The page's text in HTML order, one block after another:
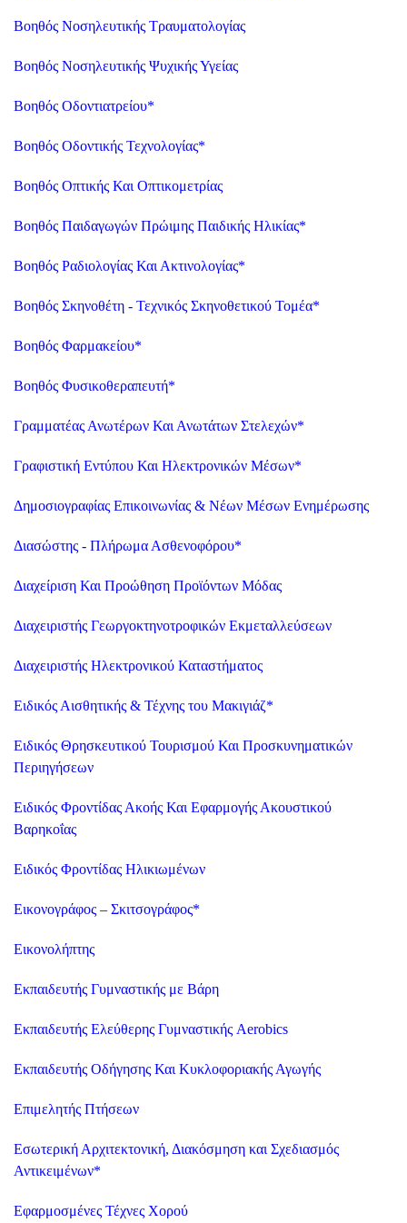
Βοηθός Νοσηλευτικής Τραυματολογίας
Βοηθός Νοσηλευτικής Ψυχικής Υγείας
Βοηθός Οδοντιατρείου*
Βοηθός Οδοντικής Τεχνολογίας*
Βοηθός Οπτικής Και Οπτικομετρίας
Βοηθός Παιδαγωγών Πρώιμης Παιδικής Ηλικίας*
Βοηθός Ραδιολογίας Και Ακτινολογίας*
Βοηθός Σκηνοθέτη - Τεχνικός Σκηνοθετικού Τομέα*
Βοηθός Φαρμακείου*
Βοηθός Φυσικοθεραπευτή*
Γραμματέας Ανωτέρων Και Ανωτάτων Στελεχών*
Γραφιστική Εντύπου Και Ηλεκτρονικών Μέσων*
Δημοσιογραφίας Επικοινωνίας & Νέων Μέσων Ενημέρωσης
Διασώστης - Πλήρωμα Ασθενοφόρου*
Διαχείριση Και Προώθηση Προϊόντων Μόδας
Διαχειριστής Γεωργοκτηνοτροφικών Εκμεταλλεύσεων
Διαχειριστής Ηλεκτρονικού Καταστήματος
Ειδικός Αισθητικής & Τέχνης του Μακιγιάζ*
Ειδικός Θρησκευτικού Τουρισμού Και Προσκυνηματικών
Περιηγήσεων
Ειδικός Φροντίδας Ακοής Και Εφαρμογής Ακουστικού
Βαρηκοΐας
Ειδικός Φροντίδας Ηλικιωμένων
Εικονογράφος – Σκιτσογράφος*
Εικονολήπτης
Εκπαιδευτής Γυμναστικής με Βάρη
Εκπαιδευτής Ελεύθερης Γυμναστικής Aerobics
Εκπαιδευτής Οδήγησης Και Κυκλοφοριακής Αγωγής
Επιμελητής Πτήσεων
Εσωτερική Αρχιτεκτονική, Διακόσμηση και Σχεδιασμός
Αντικειμένων*
Εφαρμοσμένες Τέχνες Χορού